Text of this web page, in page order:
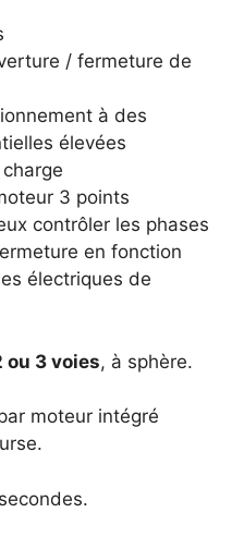
/ fermeture de
à des
élevées
3 points
contrôler les phases
en fonction
électriques de
ou 3 voies, à sphère.
moteur intégré